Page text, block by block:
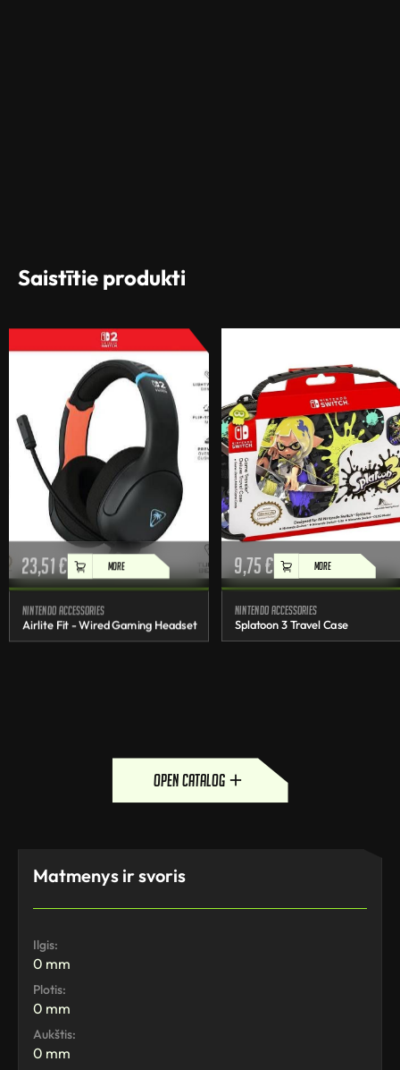
Saistītie produkti
23,51€ MORE
Nintendo accessories
Airlite Fit - Wired Gaming Headset
9,75€ MORE
Nintendo accessories
Splatoon 3 Travel Case
open catalog
Matmenys ir svoris
Ilgis:
0 mm
Plotis:
0 mm
Aukštis:
0 mm